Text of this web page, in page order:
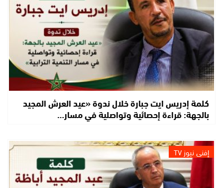
كلمة إدريس ايت جبارة خلال ندوة «عيد العرش المجيد
بالجهة: قراءة إحصائية وتواصلية في مسار…
إفني نيوز TV